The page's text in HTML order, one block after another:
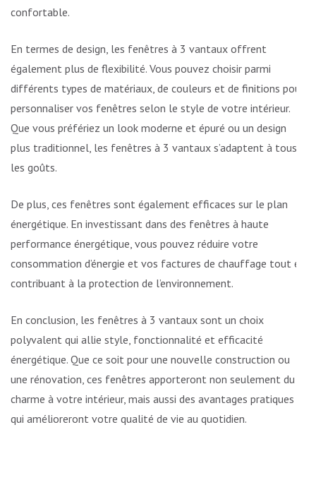
confortable.
En termes de design, les fenêtres à 3 vantaux offrent
également plus de flexibilité. Vous pouvez choisir parmi
différents types de matériaux, de couleurs et de finitions pour
personnaliser vos fenêtres selon le style de votre intérieur.
Que vous préfériez un look moderne et épuré ou un design
plus traditionnel, les fenêtres à 3 vantaux s’adaptent à tous
les goûts.
De plus, ces fenêtres sont également efficaces sur le plan
énergétique. En investissant dans des fenêtres à haute
performance énergétique, vous pouvez réduire votre
consommation d’énergie et vos factures de chauffage tout en
contribuant à la protection de l’environnement.
En conclusion, les fenêtres à 3 vantaux sont un choix
polyvalent qui allie style, fonctionnalité et efficacité
énergétique. Que ce soit pour une nouvelle construction ou
une rénovation, ces fenêtres apporteront non seulement du
charme à votre intérieur, mais aussi des avantages pratiques
qui amélioreront votre qualité de vie au quotidien.